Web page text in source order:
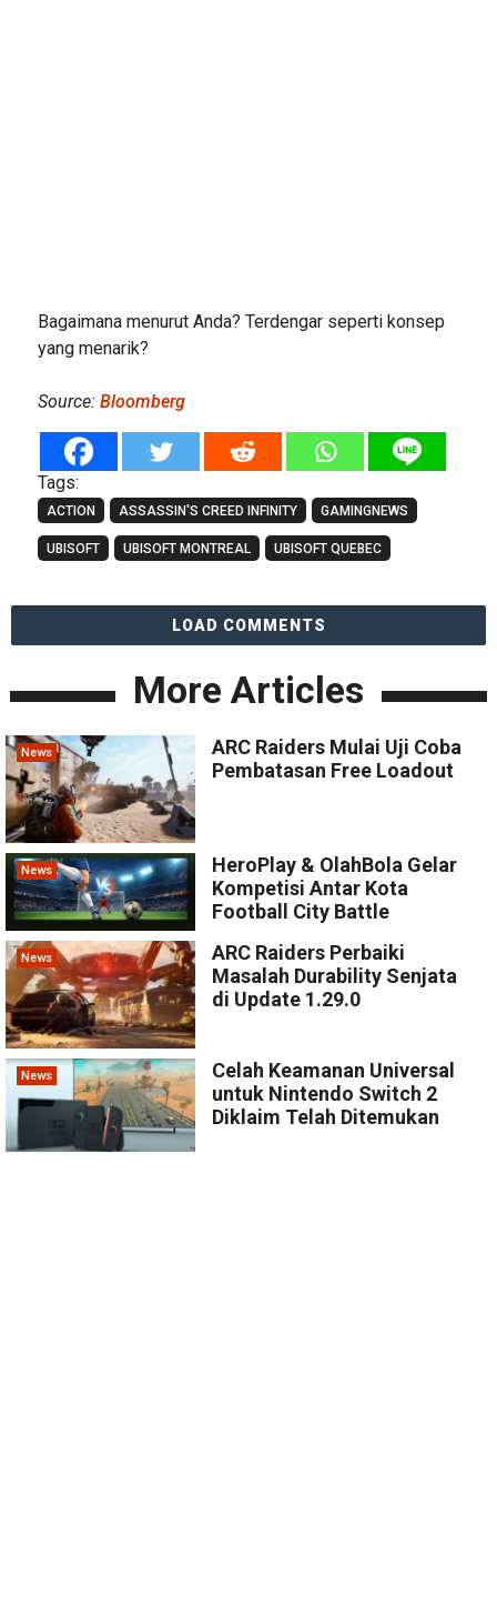
Bagaimana menurut Anda? Terdengar seperti konsep
yang menarik?
Source: Bloomberg
Tags:
ACTION ASSASSIN'S CREED INFINITY GAMINGNEWS
UBISOFT UBISOFT MONTREAL UBISOFT QUEBEC
LOAD COMMENTS
More Articles
News
ARC Raiders Mulai Uji Coba
Pembatasan Free Loadout
News
HeroPlay & OlahBola Gelar
Kompetisi Antar Kota
Football City Battle
News
ARC Raiders Perbaiki
Masalah Durability Senjata
di Update 1.29.0
News
Celah Keamanan Universal
untuk Nintendo Switch 2
Diklaim Telah Ditemukan